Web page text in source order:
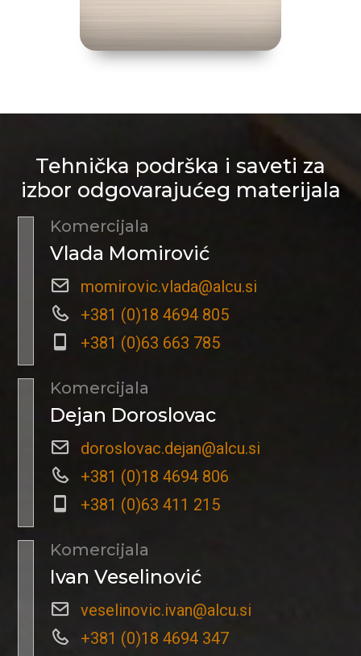
Tehnička podrška i saveti za
izbor odgovarajućeg materijala
Komercijala
Vlada Momirović
momirovic.vlada@alcu.si
+381 (0)18 4694 805
+381 (0)63 663 785
Komercijala
Dejan Doroslovac
doroslovac.dejan@alcu.si
+381 (0)18 4694 806
+381 (0)63 411 215
Komercijala
Ivan Veselinović
veselinovic.ivan@alcu.si
+381 (0)18 4694 347